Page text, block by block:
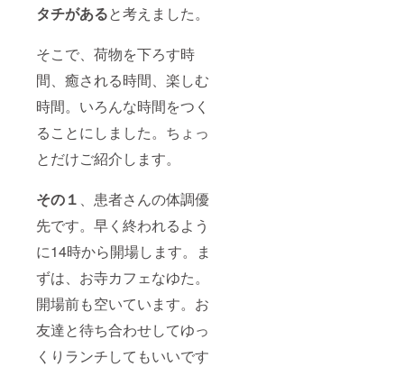
タチがあると考えました。
そこで、荷物を下ろす時
間、癒される時間、楽しむ
時間。いろんな時間をつく
ることにしました。ちょっ
とだけご紹介します。
その１ 、患者さんの体調優
先です。早く終われるよう
に14時から開場します。ま
ずは、お寺カフェなゆた。
開場前も空いています。お
友達と待ち合わせしてゆっ
くりランチしてもいいです